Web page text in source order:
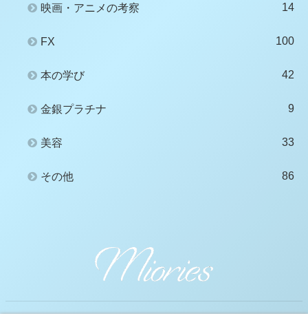
映画・アニメの考察 14
FX 100
本の学び 42
金銀プラチナ 9
美容 33
その他 86